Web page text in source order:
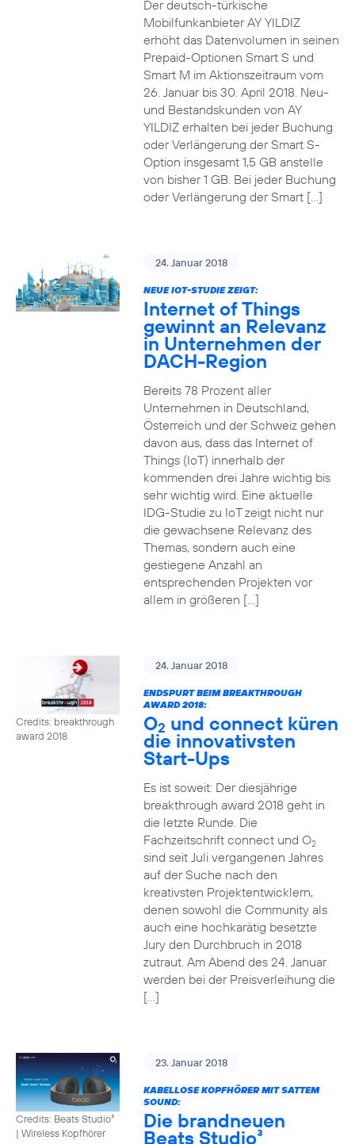
Der deutsch-türkische
Mobilfunkanbieter AY YILDIZ
erhöht das Datenvolumen in seinen
Prepaid-Optionen Smart S und
Smart M im Aktionszeitraum vom
26. Januar bis 30. April 2018. Neu-
und Bestandskunden von AY
YILDIZ erhalten bei jeder Buchung
oder Verlängerung der Smart S-
Option insgesamt 1,5 GB anstelle
von bisher 1 GB. Bei jeder Buchung
oder Verlängerung der Smart […]
24. Januar 2018
NEUE IOT-STUDIE ZEIGT:
Internet of Things
gewinnt an Relevanz
in Unternehmen der
DACH-Region
Bereits 78 Prozent aller
Unternehmen in Deutschland,
Österreich und der Schweiz gehen
davon aus, dass das Internet of
Things (IoT) innerhalb der
kommenden drei Jahre wichtig bis
sehr wichtig wird. Eine aktuelle
IDG-Studie zu IoT zeigt nicht nur
die gewachsene Relevanz des
Themas, sondern auch eine
gestiegene Anzahl an
entsprechenden Projekten vor
allem in größeren […]
Credits: breakthrough
award 2018
24. Januar 2018
ENDSPURT BEIM BREAKTHROUGH
AWARD 2018:
O2 und connect küren
die innovativsten
Start-Ups
Es ist soweit: Der diesjährige
breakthrough award 2018 geht in
die letzte Runde. Die
Fachzeitschrift connect und O2
sind seit Juli vergangenen Jahres
auf der Suche nach den
kreativsten Projektentwicklern,
denen sowohl die Community als
auch eine hochkarätig besetzte
Jury den Durchbruch in 2018
zutraut. Am Abend des 24. Januar
werden bei der Preisverleihung die
[…]
Credits: Beats Studio³
| Wireless Kopfhörer
23. Januar 2018
KABELLOSE KOPFHÖRER MIT SATTEM
SOUND:
Die brandneuen
Beats Studio³